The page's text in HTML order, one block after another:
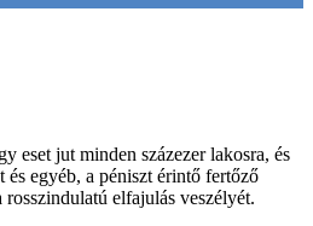
eset jut minden százezer lakosra, és
egyéb, a péniszt érintő fertőző
elfajulás veszélyét.